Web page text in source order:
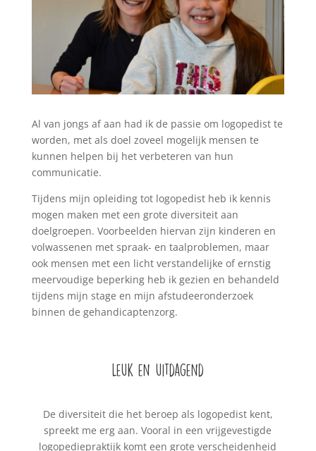
Al van jongs af aan had ik de passie om logopedist te
worden, met als doel zoveel mogelijk mensen te
kunnen helpen bij het verbeteren van hun
communicatie.
Tijdens mijn opleiding tot logopedist heb ik kennis
mogen maken met een grote diversiteit aan
doelgroepen. Voorbeelden hiervan zijn kinderen en
volwassenen met spraak- en taalproblemen, maar
ook mensen met een licht verstandelijke of ernstig
meervoudige beperking heb ik gezien en behandeld
tijdens mijn stage en mijn afstudeeronderzoek
binnen de gehandicaptenzorg.
Leuk en uitdagend
De diversiteit die het beroep als logopedist kent,
spreekt me erg aan. Vooral in een vrijgevestigde
logopediepraktijk komt een grote verscheidenheid